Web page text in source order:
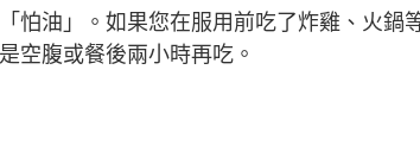
怕油」。如果您在服用前吃了炸雞、火鍋
空腹或餐後兩小時再吃。